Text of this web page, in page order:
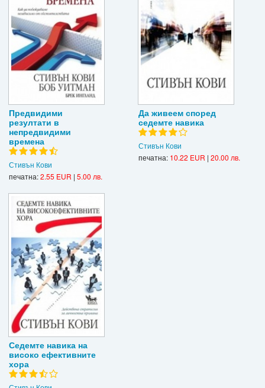
Предвидими
резултати в
непредвидими
времена
Стивън Кови
печатна:2.55 EUR | 5.00 лв.
Да живеем според
седемте навика
Стивън Кови
печатна: 10.22 EUR | 20.00 лв.
Седемте навика на
високо ефективните
хора